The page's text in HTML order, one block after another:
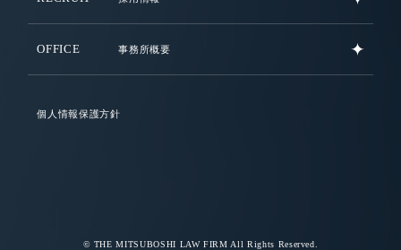
OFFICE 事務所概要
個人情報保護方針
© THE MITSUBOSHI LAW FIRM All Rights Reserved.